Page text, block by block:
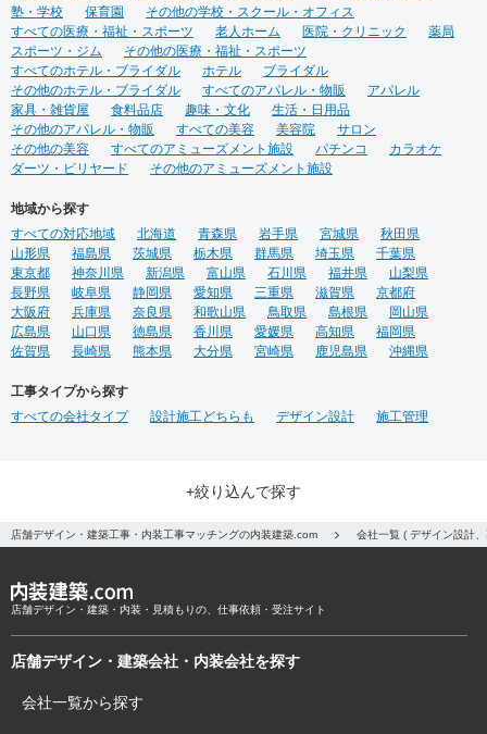
塾・学校
保育園
その他の学校・スクール・オフィス
すべての医療・福祉・スポーツ
老人ホーム 医院・クリニック
薬局
スポーツ・ジム
その他の医療・福祉・スポーツ
すべてのホテル・ブライダル
ホテル
ブライダル
その他のホテル・ブライダル
すべてのアパレル・物販
アパレル
家具・雑貨屋
食料品店 趣味・文化
生活・日用品
その他のアパレル・物販
すべての美容 美容院
サロン
その他の美容
すべてのアミューズメント施設 パチンコ
カラオケ
ダーツ・ビリヤード
その他のアミューズメント施設
地域から探す
すべての対応地域
北海道 青森県 岩手県 宮城県
秋田県
山形県
福島県 茨城県 栃木県 群馬県 埼玉県
千葉県
東京都
神奈川県 新潟県 富山県 石川県 福井県
山梨県
長野県
岐阜県 静岡県 愛知県 三重県 滋賀県
京都府
大阪府
兵庫県 奈良県 和歌山県 鳥取県 島根県
岡山県
広島県
山口県 徳島県 香川県 愛媛県 高知県
福岡県
佐賀県
長崎県 熊本県 大分県 宮崎県 鹿児島県 沖縄県
工事タイプから探す
すべての会社タイプ
設計施工どちらも デザイン設計 施工管理
+絞り込んで探す
店舗デザイン・建築工事・内装工事マッチングの内装建築.com 会社一覧 ( デザイン設計
店舗デザイン・建築・内装・見積もりの、仕事依頼・受注サイト
店舗デザイン・建築会社・内装会社を探す
会社一覧から探す